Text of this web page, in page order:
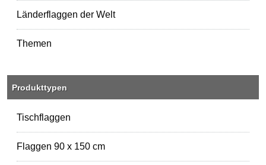
Länderflaggen der Welt
Themen
Produkttypen
Tischflaggen
Flaggen 90 x 150 cm